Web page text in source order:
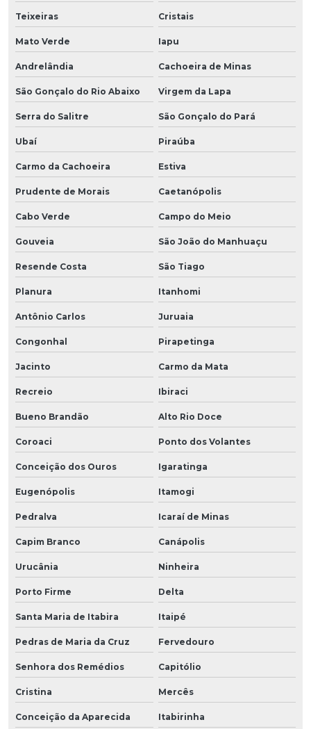
Teixeiras Cristais
Mato Verde Iapu
Andrelândia Cachoeira de Minas
São Gonçalo do Rio Abaixo Virgem da Lapa
Serra do Salitre São Gonçalo do Pará
Ubaí Piraúba
Carmo da Cachoeira Estiva
Prudente de Morais Caetanópolis
Cabo Verde Campo do Meio
Gouveia São João do Manhuaçu
Resende Costa São Tiago
Planura Itanhomi
Antônio Carlos Juruaia
Congonhal Pirapetinga
Jacinto Carmo da Mata
Recreio Ibiraci
Bueno Brandão Alto Rio Doce
Coroaci Ponto dos Volantes
Conceição dos Ouros Igaratinga
Eugenópolis Itamogi
Pedralva Icaraí de Minas
Capim Branco Canápolis
Urucânia Ninheira
Porto Firme Delta
Santa Maria de Itabira Itaipé
Pedras de Maria da Cruz Fervedouro
Senhora dos Remédios Capitólio
Cristina Mercês
Conceição da Aparecida Itabirinha